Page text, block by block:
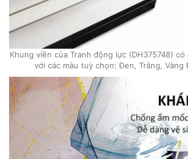
Khung viền của Tranh động lực (DH375748)
với các màu tuỳ chọn: Đen, Trắng, Vàng